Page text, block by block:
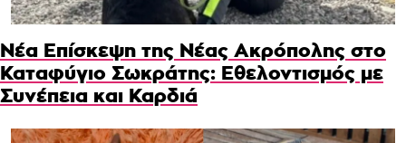
Νέα Επίσκεψη της Νέας Ακρόπολης στο
Καταφύγιο Σωκράτης: Εθελοντισμός με
Συνέπεια και Καρδιά